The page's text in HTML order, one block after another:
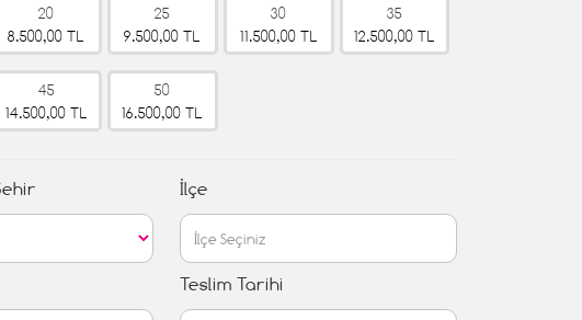
20
8.500,00 TL
25
9.500,00 TL
30
11.500,00 TL
35
12.500,00 TL
45
14.500,00 TL
50
16.500,00 TL
İlçe
Teslim Tarihi